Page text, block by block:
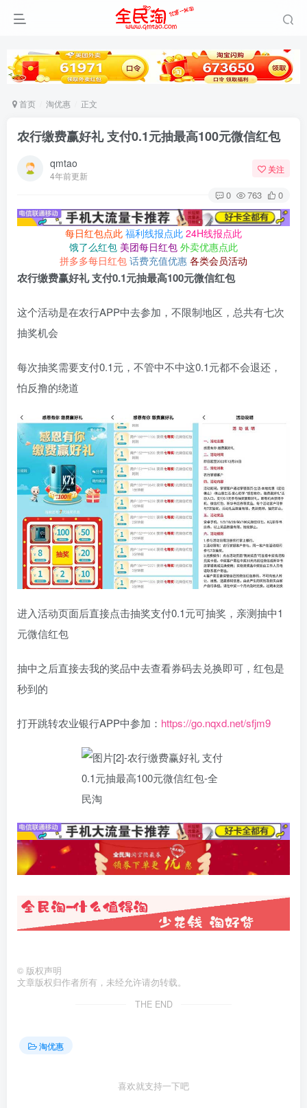
首页 淘优惠 正文
农行缴费赢好礼 支付0.1元抽最高100元微信红包
qmtao
4年前更新
关注
0 763 0
每日红包点此 福利线报点此 24H线报点此
饿了么红包 美团每日红包 外卖优惠点此
拼多多每日红包 话费充值优惠 各类会员活动
农行缴费赢好礼 支付0.1元抽最高100元微信红包
这个活动是在农行APP中去参加，不限制地区，总共有七次
抽奖机会
每次抽奖需要支付0.1元，不管中不中这0.1元都不会退还，
怕反撸的绕道
进入活动页面后直接点击抽奖支付0.1元可抽奖，亲测抽中1
元微信红包
抽中之后直接去我的奖品中去查看券码去兑换即可，红包是
秒到的
打开跳转农业银行APP中参加： https://go.nqxd.net/sfjm9
© 版权声明
文章版权归作者所有，未经允许请勿转载。
THE END
淘优惠
喜欢就支持一下吧